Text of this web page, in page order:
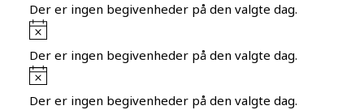
Der er ingen begivenheder på den valgte dag.
Notice
Der er ingen begivenheder på den valgte dag.
Notice
Der er ingen begivenheder på den valgte dag.